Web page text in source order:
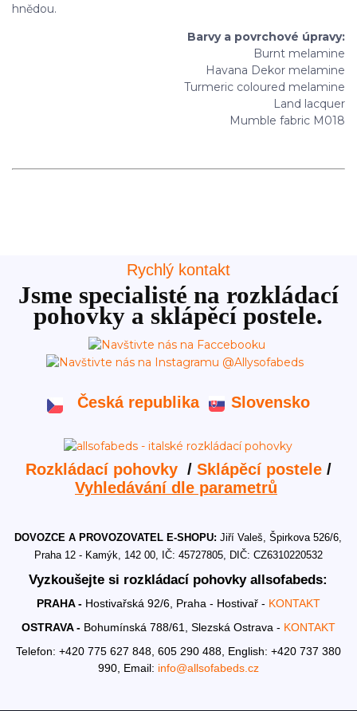
hnědou.
Barvy a povrchové úpravy:
Burnt melamine
Havana Dekor melamine
Turmeric coloured melamine
Land lacquer
Mumble fabric M018
Rychlý kontakt
Jsme specialisté na rozkládací
pohovky a sklápěcí postele.
Česká republika Slovensko
Rozkládací pohovky / Sklápěcí postele/
Vyhledávání dle parametrů
DOVOZCE A PROVOZOVATEL E-SHOPU:Jiří Valeš, Špirkova 526/6,
Praha 12 - Kamýk, 142 00, IČ: 45727805, DIČ: CZ6310220532
Vyzkoušejte si rozkládací pohovky allsofabeds:
PRAHA - Hostivařská 92/6, Praha - Hostivař - KONTAKT
OSTRAVA - Bohumínská 788/61, Slezská Ostrava - KONTAKT
Telefon: +420 775 627 848, 605 290 488, English: +420 737 380
990, Email: info@allsofabeds.cz